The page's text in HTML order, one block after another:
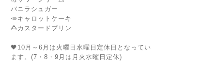
バニラシュガー
🥕キャロットケーキ
🍮カスタードプリン
🖤10月～6月は火曜日水曜日定休日となってい
ます。(7・8・9月は月火水曜日定休)